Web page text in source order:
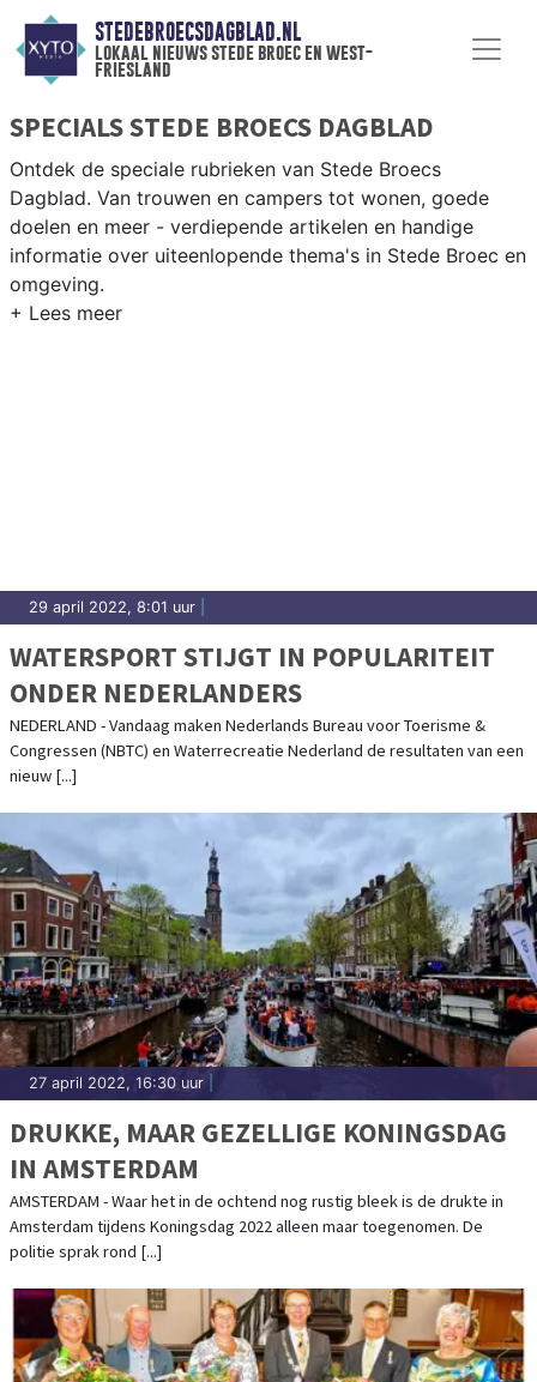
STEDEBROECSDAGBLAD.NL
lokaal nieuws stede broec en west-
friesland
SPECIALS STEDE BROECS DAGBLAD
Ontdek de speciale rubrieken van Stede Broecs
Dagblad. Van trouwen en campers tot wonen, goede
doelen en meer - verdiepende artikelen en handige
informatie over uiteenlopende thema's in Stede Broec en
omgeving.
29 april 2022, 8:01 uur
WATERSPORT STIJGT IN POPULARITEIT
ONDER NEDERLANDERS
NEDERLAND - Vandaag maken Nederlands Bureau voor Toerisme &
Congressen (NBTC) en Waterrecreatie Nederland de resultaten van een
nieuw [...]
27 april 2022, 16:30 uur
DRUKKE, MAAR GEZELLIGE KONINGSDAG
IN AMSTERDAM
AMSTERDAM - Waar het in de ochtend nog rustig bleek is de drukte in
Amsterdam tijdens Koningsdag 2022 alleen maar toegenomen. De
politie sprak rond [...]